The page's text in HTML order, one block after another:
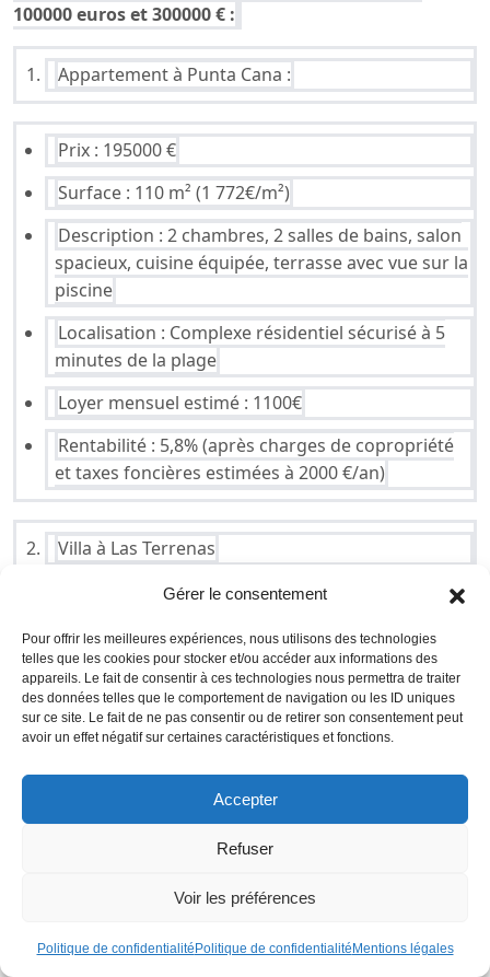
Gérer le consentement
Pour offrir les meilleures expériences, nous utilisons des technologies
telles que les cookies pour stocker et/ou accéder aux informations des
appareils. Le fait de consentir à ces technologies nous permettra de traiter
des données telles que le comportement de navigation ou les ID uniques
sur ce site. Le fait de ne pas consentir ou de retirer son consentement peut
avoir un effet négatif sur certaines caractéristiques et fonctions.
Accepter
Refuser
Voir les préférences
Politique de confidentialité Politique de confidentialité Mentions légales
100000 euros et 300000 € :
Appartement à Punta Cana :
Prix : 195000 €
Surface : 110 m² (1 772€/m²)
Description : 2 chambres, 2 salles de bains, salon
spacieux, cuisine équipée, terrasse avec vue sur la
piscine
Localisation : Complexe résidentiel sécurisé à 5
minutes de la plage
Loyer mensuel estimé : 1100€
Rentabilité : 5,8% (après charges de copropriété
et taxes foncières estimées à 2000 €/an)
Villa à Las Terrenas
Surface : 150 m² (1867 €/m²)
Description : 3 chambres, 2 salles de bains, grand
séjour, cuisine ouverte, jardin tropical, piscine
Localisation : Quartier résidentiel calme à 10
taxes estimées à 3 500 €/an)